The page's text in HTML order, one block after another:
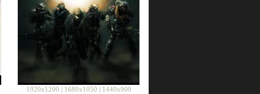
1920x1200 | 1680x1050 | 1440x900